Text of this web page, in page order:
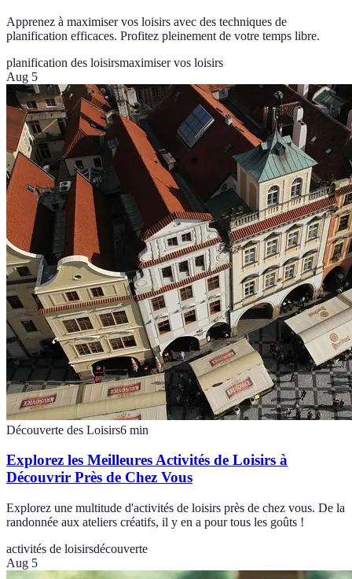
Apprenez à maximiser vos loisirs avec des techniques de
planification efficaces. Profitez pleinement de votre temps libre.
planification des loisirsmaximiser vos loisirs
Aug 5
Découverte des Loisirs6 min
Explorez les Meilleures Activités de Loisirs à
Découvrir Près de Chez Vous
Explorez une multitude d'activités de loisirs près de chez vous. De la
randonnée aux ateliers créatifs, il y en a pour tous les goûts !
activités de loisirsdécouverte
Aug 5